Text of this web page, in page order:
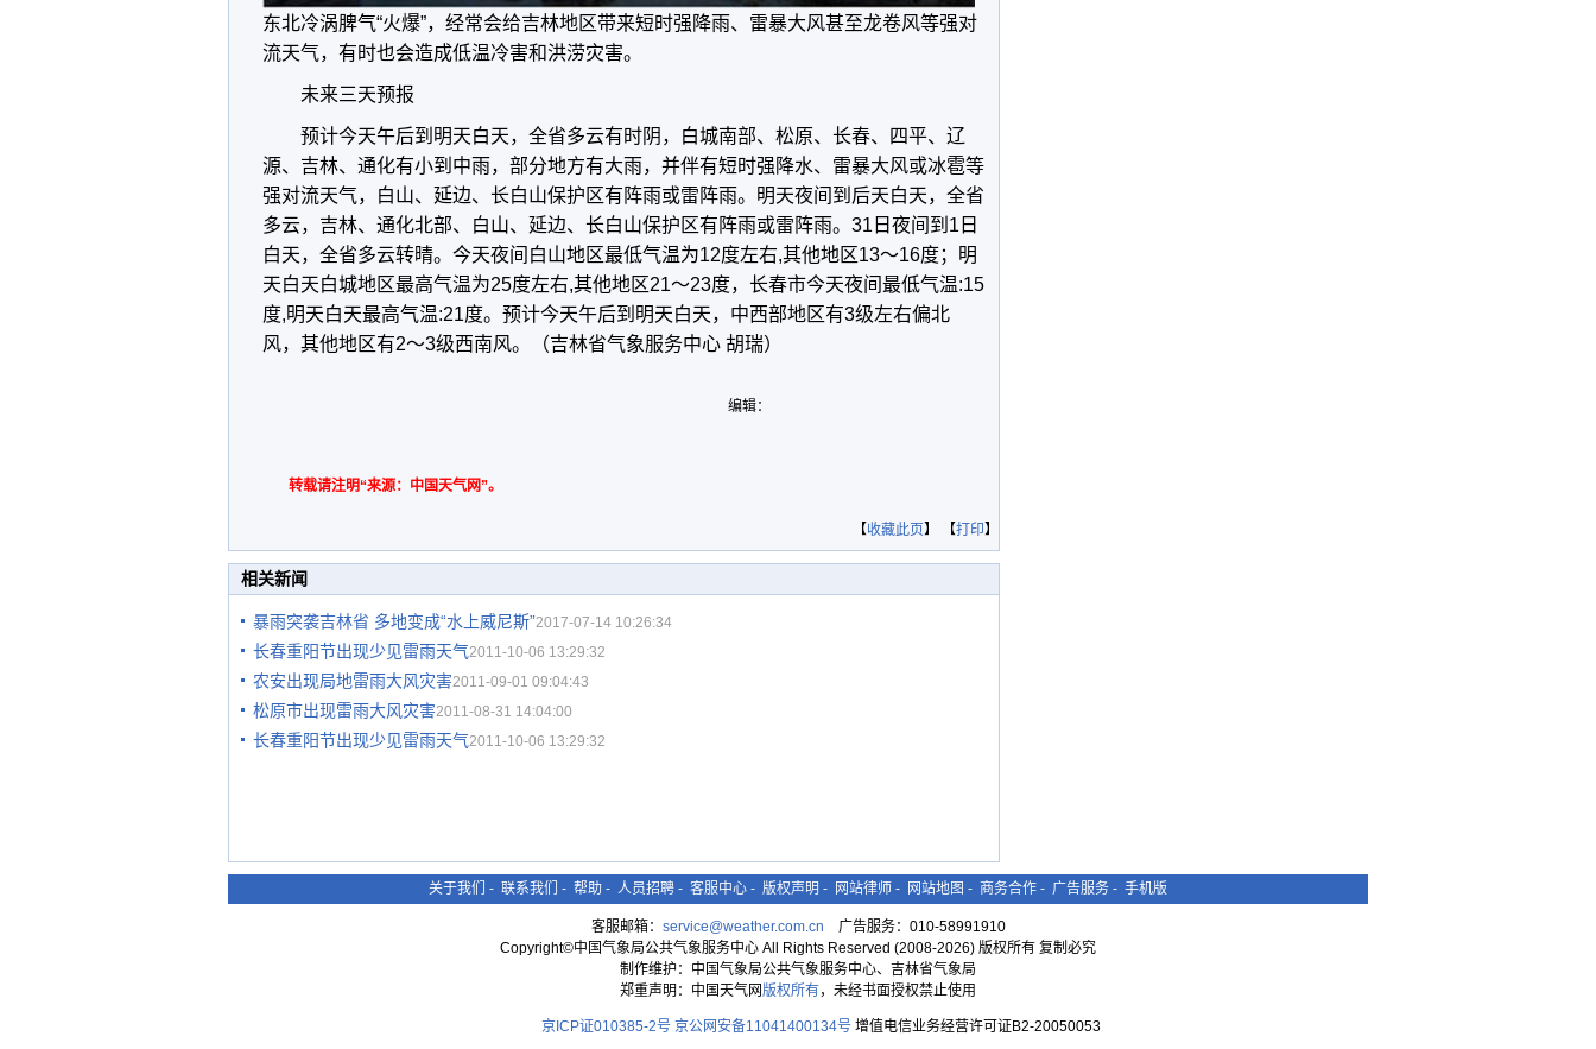
东北冷涡脾气“火爆”，经常会给吉林地区带来短时强降雨、雷暴大风甚至龙卷风等强对
流天气，有时也会造成低温冷害和洪涝灾害。
未来三天预报
预计今天午后到明天白天，全省多云有时阴，白城南部、松原、长春、四平、辽
源、吉林、通化有小到中雨，部分地方有大雨，并伴有短时强降水、雷暴大风或冰雹等
强对流天气，白山、延边、长白山保护区有阵雨或雷阵雨。明天夜间到后天白天，全省
多云，吉林、通化北部、白山、延边、长白山保护区有阵雨或雷阵雨。31日夜间到1日
白天，全省多云转晴。今天夜间白山地区最低气温为12度左右,其他地区13～16度；明
天白天白城地区最高气温为25度左右,其他地区21～23度，长春市今天夜间最低气温:15
度,明天白天最高气温:21度。预计今天午后到明天白天，中西部地区有3级左右偏北
风，其他地区有2～3级西南风。（吉林省气象服务中心 胡瑞）
编辑：
转载请注明“来源：中国天气网”。
【收藏此页】 【打印】
相关新闻
暴雨突袭吉林省 多地变成“水上威尼斯”2017-07-14 10:26:34
长春重阳节出现少见雷雨天气2011-10-06 13:29:32
农安出现局地雷雨大风灾害2011-09-01 09:04:43
松原市出现雷雨大风灾害2011-08-31 14:04:00
长春重阳节出现少见雷雨天气2011-10-06 13:29:32
关于我们 - 联系我们 - 帮助 - 人员招聘 - 客服中心 - 版权声明 - 网站律师 - 网站地图 - 商务合作 - 广告服务 - 手机版
客服邮箱： service@weather.com.cn 广告服务：010-58991910
Copyright©中国气象局公共气象服务中心 All Rights Reserved (2008-2026) 版权所有 复制必究
制作维护：中国气象局公共气象服务中心、吉林省气象局
郑重声明：中国天气网版权所有，未经书面授权禁止使用
京ICP证010385-2号 京公网安备11041400134号增值电信业务经营许可证B2-20050053